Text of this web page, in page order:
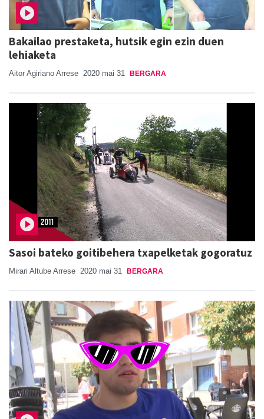
Bakailao prestaketa, hutsik egin ezin duen
lehiaketa
Aitor Agiriano Arrese 2020 mai 31 BERGARA
Sasoi bateko goitibehera txapelketak gogoratuz
Mirari Altube Arrese 2020 mai 31 BERGARA